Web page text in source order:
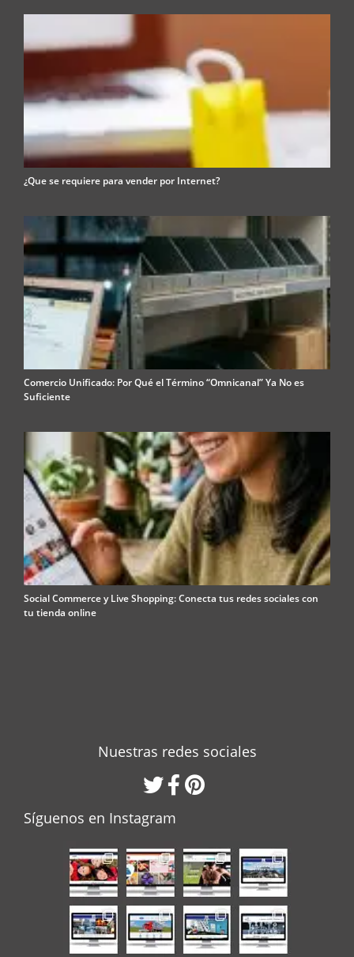
¿Que se requiere para vender por Internet?
Comercio Unificado: Por Qué el Término “Omnicanal” Ya No es
Suficiente
Social Commerce y Live Shopping: Conecta tus redes sociales con
tu tienda online
Nuestras redes sociales
Síguenos en Instagram